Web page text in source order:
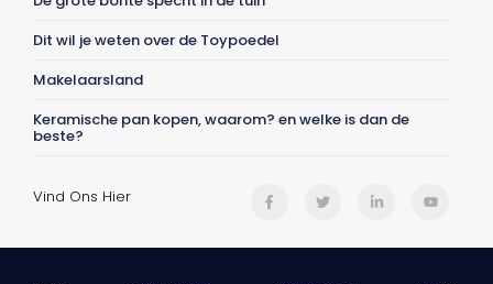
Dit wil je weten over de Toypoedel
Makelaarsland
Keramische pan kopen, waarom? en welke is dan de
beste?
Vind Ons Hier